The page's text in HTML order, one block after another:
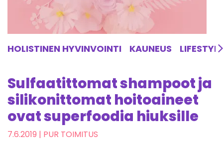
HOLISTINEN HYVINVOINTI KAUNEUS LIFESTYLE
Sulfaatittomat shampoot ja
silikonittomat hoitoaineet
ovat superfoodia hiuksille
7.6.2019 | PUR TOIMITUS